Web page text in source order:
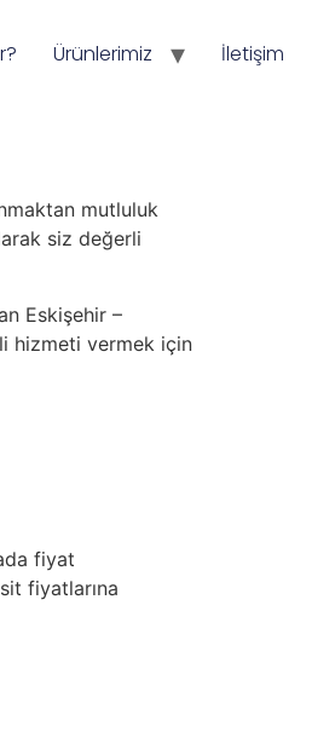
Ürünlerimiz İletişim
mutluluk
siz değerli
Eskişehir –
hizmeti vermek için
fiyat
fiyatlarına